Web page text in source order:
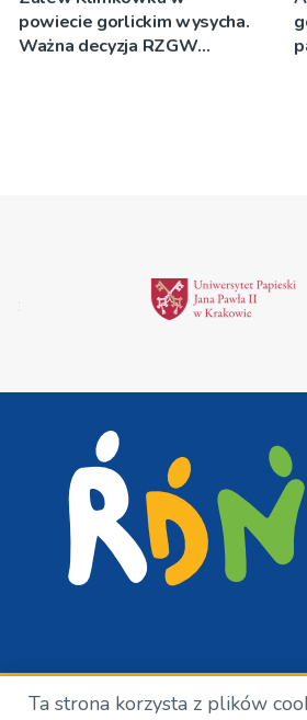
powiecie gorlickim wysycha.
Ważna decyzja RZGW
Copyright © Wszelkie prawa
Ta strona korzysta z plików